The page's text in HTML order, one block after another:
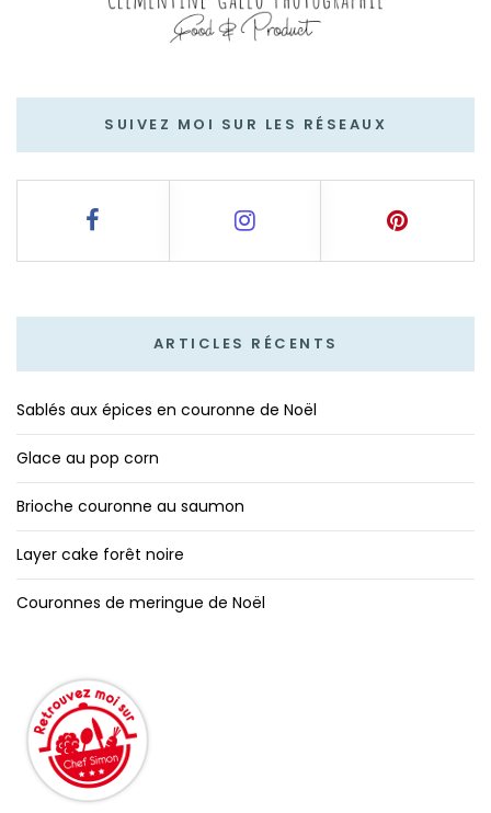
SUIVEZ MOI SUR LES RÉSEAUX
ARTICLES RÉCENTS
Sablés aux épices en couronne de Noël
Glace au pop corn
Brioche couronne au saumon
Layer cake forêt noire
Couronnes de meringue de Noël